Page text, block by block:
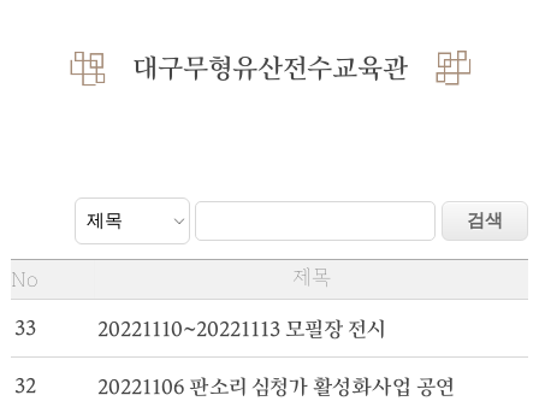
대구무형유산전수교육관
No 제목
33 20221110~20221113 모필장 전시
32 20221106 판소리 심청가 활성화사업 공연